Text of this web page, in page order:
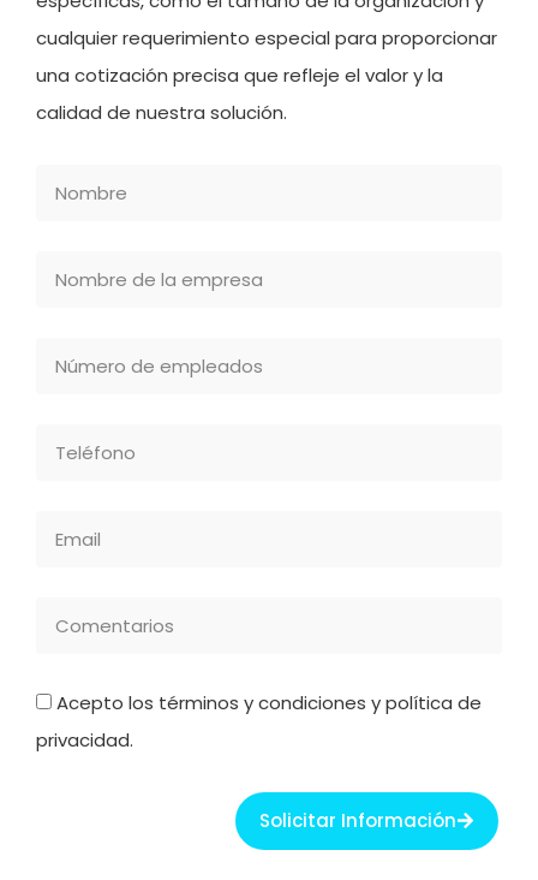
cualquier requerimiento especial para proporcionar
una cotización precisa que refleje el valor y la
calidad de nuestra solución.
Nombre
Nombre
empresa
Número
Teléfono
Email
Comentarios
Acepto los términos y condiciones y política de
privacidad.
Solicitar Información